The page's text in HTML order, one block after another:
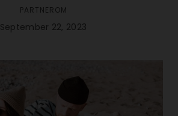
PARTNEROM
September 22, 2023